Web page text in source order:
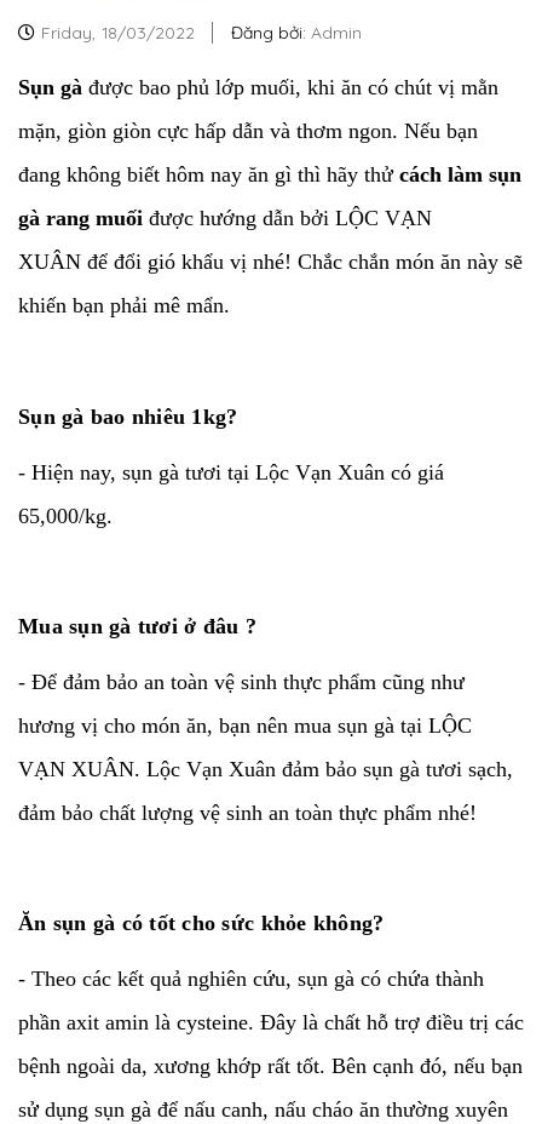
Friday, 18/03/2022 Đăng bởi: Admin
Sụn gà được bao phủ lớp muối, khi ăn có chút vị mằn
mặn, giòn giòn cực hấp dẫn và thơm ngon. Nếu bạn
đang không biết hôm nay ăn gì thì hãy thử cách làm sụn
gà rang muối được hướng dẫn bởi LỘC VẠN
XUÂN để đổi gió khẩu vị nhé! Chắc chắn món ăn này sẽ
khiến bạn phải mê mẩn.
Sụn gà bao nhiêu 1kg?
- Hiện nay, sụn gà tươi tại Lộc Vạn Xuân có giá
65,000/kg.
Mua sụn gà tươi ở đâu ?
- Để đảm bảo an toàn vệ sinh thực phẩm cũng như
hương vị cho món ăn, bạn nên mua sụn gà tại LỘC
VẠN XUÂN. Lộc Vạn Xuân đảm bảo sụn gà tươi sạch,
đảm bảo chất lượng vệ sinh an toàn thực phẩm nhé!
Ăn sụn gà có tốt cho sức khỏe không?
- Theo các kết quả nghiên cứu, sụn gà có chứa thành
phần axit amin là cysteine. Đây là chất hỗ trợ điều trị các
bệnh ngoài da, xương khớp rất tốt. Bên cạnh đó, nếu bạn
sử dụng sụn gà để nấu canh, nấu cháo ăn thường xuyên